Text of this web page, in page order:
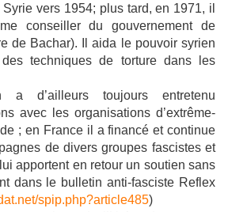
vers 1954; plus tard, en 1971, il
conseiller du gouvernement de
de Bachar). Il aida
le pouvoir syrien
techniques de torture dans les
a d’ailleurs toujours entretenu
avec les organisations d’extrême-
; en France il a financé et continue
de divers groupes fascistes et
apportent en retour un soutien sans
dans le bulletin anti-fasciste Reflex
spip.php?article485)